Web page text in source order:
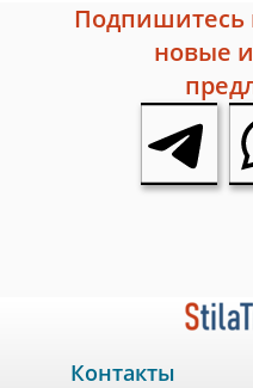
Подпишитесь
новые
Контакты